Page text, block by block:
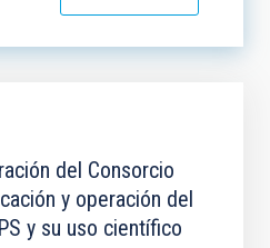
del Consorcio
y operación del
y su uso científico